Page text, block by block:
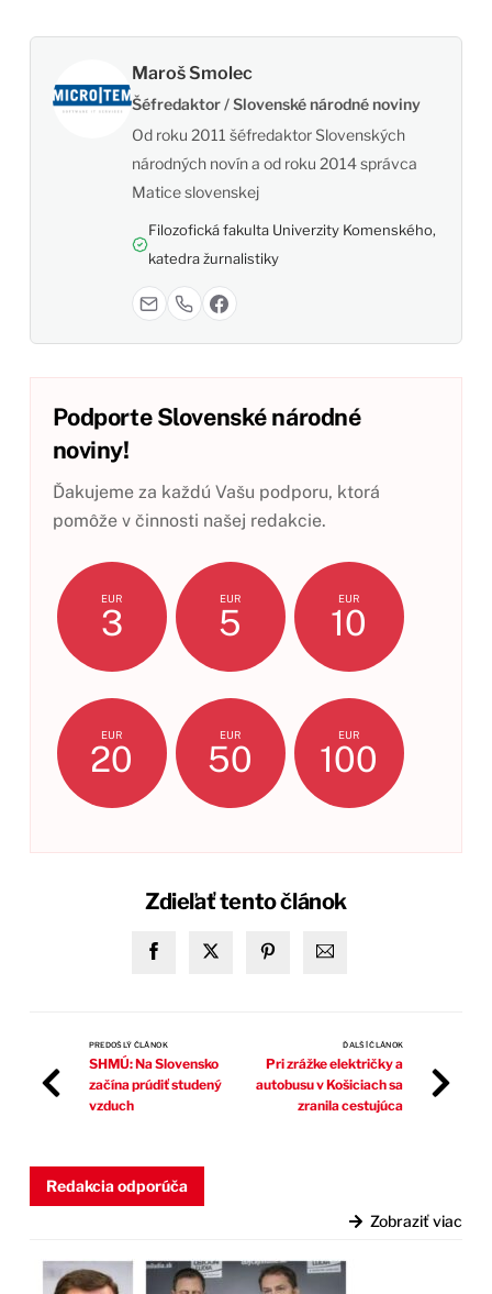
Maroš Smolec
Šéfredaktor / Slovenské národné noviny
Od roku 2011 šéfredaktor Slovenských
národných novín a od roku 2014 správca
Matice slovenskej
Filozofická fakulta Univerzity Komenského,
katedra žurnalistiky
Podporte Slovenské národné
noviny!
Ďakujeme za každú Vašu podporu, ktorá
pomôže v činnosti našej redakcie.
EUR
3
EUR
5
EUR
10
EUR
20
EUR
50
EUR
100
Zdieľať tento článok
PREDOŠLÝ ČLÁNOK
SHMÚ: Na Slovensko
začína prúdiť studený
vzduch
ĎALŠÍ ČLÁNOK
Pri zrážke električky a
autobusu v Košiciach sa
zranila cestujúca
Redakcia odporúča
Zobraziť viac